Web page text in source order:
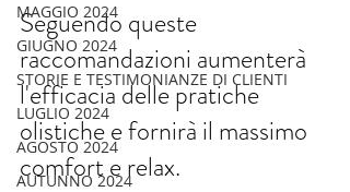
MAGGIO 2024
GIUGNO 2024
STORIE E TESTIMONIANZE DI CLIENTI
LUGLIO 2024
AGOSTO 2024
AUTUNNO 2024
Seguendo queste
raccomandazioni aumenterà
l'efficacia delle pratiche
olistiche e fornirà il massimo
comfort e relax.